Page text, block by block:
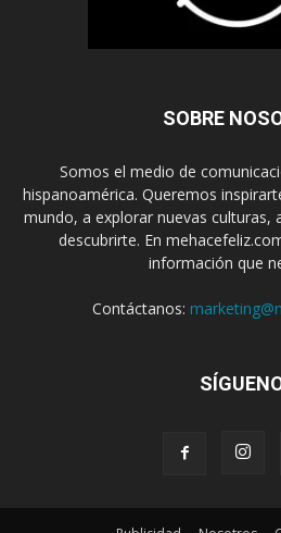
SOBRE
Somos el medio de
hispanoamérica. Queremos
mundo, a explorar nuevas culturas,
descubrirte. En
información que
Contáctanos: